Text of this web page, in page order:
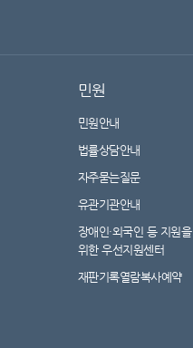
민원
민원안내
법률상담안내
자주묻는질문
유관기관안내
장애인·외국인 등 지원을
위한 우선지원센터
재판기록열람복사예약